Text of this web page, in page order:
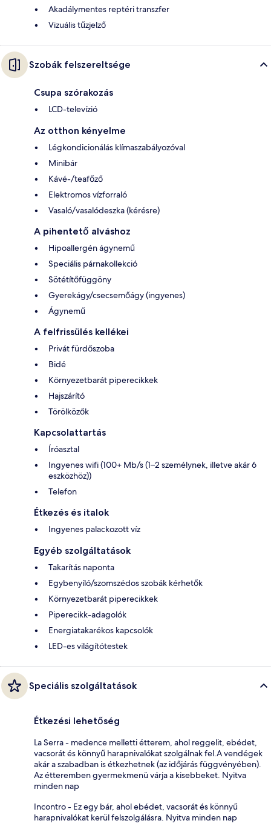
Akadálymentes reptéri transzfer
Vizuális tűzjelző
Szobák felszereltsége
Csupa szórakozás
LCD-televízió
Az otthon kényelme
Légkondicionálás klímaszabályozóval
Minibár
Kávé-/teafőző
Elektromos vízforraló
Vasaló/vasalódeszka (kérésre)
A pihentető alváshoz
Hipoallergén ágynemű
Speciális párnakollekció
Sötétítőfüggöny
Gyerekágy/csecsemőágy (ingyenes)
Ágynemű
A felfrissülés kellékei
Privát fürdőszoba
Bidé
Környezetbarát piperecikkek
Hajszárító
Törölközők
Kapcsolattartás
Íróasztal
Ingyenes wifi (100+ Mb/s (1–2 személynek, illetve akár 6
eszközhöz))
Telefon
Étkezés és italok
Ingyenes palackozott víz
Egyéb szolgáltatások
Takarítás naponta
Egybenyíló/szomszédos szobák kérhetők
Környezetbarát piperecikkek
Piperecikk-adagolók
Energiatakarékos kapcsolók
LED-es világítótestek
Speciális szolgáltatások
Étkezési lehetőség
La Serra - medence melletti étterem, ahol reggelit, ebédet,
vacsorát és könnyű harapnivalókat szolgálnak fel.A vendégek
akár a szabadban is étkezhetnek (az időjárás függvényében).
Az étteremben gyermekmenü várja a kisebbeket. Nyitva
minden nap
Incontro - Ez egy bár, ahol ebédet, vacsorát és könnyű
harapnivalókat kerül felszolgálásra. Nyitva minden nap